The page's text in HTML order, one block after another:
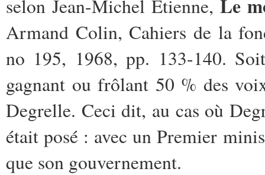
selon Jean-Michel Étienne, Le
Armand Colin, Cahiers de la
no 195, 1968, pp. 133-140.
gagnant ou frôlant 50 % des
Degrelle. Ceci dit, au cas où
était posé : avec un Premier
que son gouvernement.